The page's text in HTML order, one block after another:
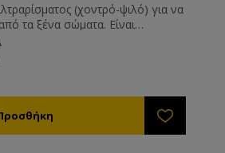
(χοντρό-ψιλό) για να
τα ξένα σώματα. Είναι
βραχίονες στήριξης για
στα δοχεία μελιού.